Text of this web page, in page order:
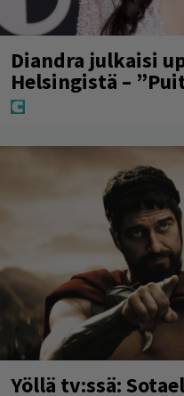
Diandra julkaisi
Helsingistä –
Yöllä tv:ssä: